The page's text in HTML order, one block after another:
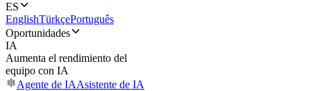
ES
EnglishTürkçePortuguês
Oportunidades
IA
Aumenta el rendimiento del
equipo con IA
Agente de IAAsistente de IA